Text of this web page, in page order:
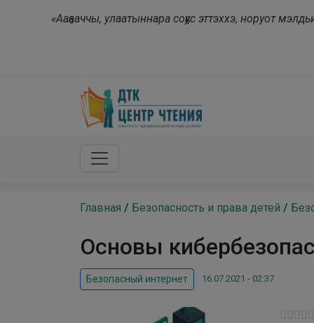
«Ааҕааччы, улаатыннара соҕус эттэххэ, норуот
Главная / Безопасность и права детей /
Основы
Безопасный интернет 16.07.2021 - 02:37